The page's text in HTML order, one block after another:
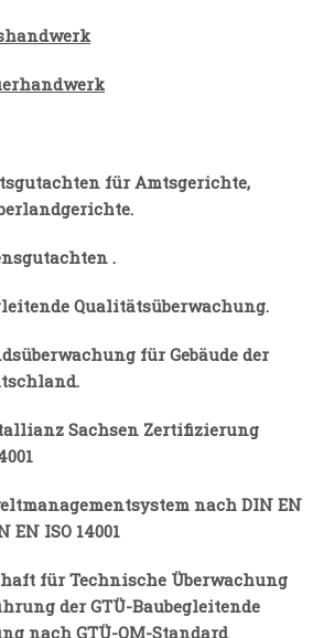
für Amtsgerichte,
.
Qualitätsüberwachung.
für Gebäude der
Sachsen Zertifizierung
nach DIN EN
EN ISO 14001
für Technische Überwachung
der GTÜ-Baubegleitende
nach GTÜ-QM-Standard